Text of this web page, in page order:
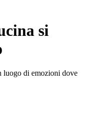
si
luogo di emozioni dove